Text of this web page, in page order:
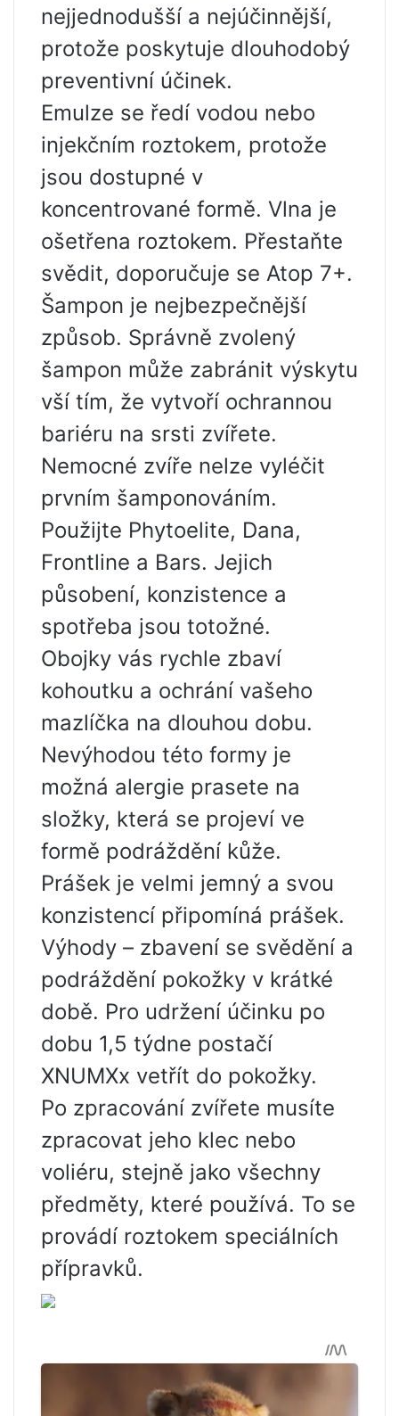
nejjednodušší a nejúčinnější,
protože poskytuje dlouhodobý
preventivní účinek.
Emulze se ředí vodou nebo
injekčním roztokem, protože
jsou dostupné v
koncentrované formě. Vlna je
ošetřena roztokem. Přestaňte
svědit, doporučuje se Atop 7+.
Šampon je nejbezpečnější
způsob. Správně zvolený
šampon může zabránit výskytu
vší tím, že vytvoří ochrannou
bariéru na srsti zvířete.
Nemocné zvíře nelze vyléčit
prvním šamponováním.
Použijte Phytoelite, Dana,
Frontline a Bars. Jejich
působení, konzistence a
spotřeba jsou totožné.
Obojky vás rychle zbaví
kohoutku a ochrání vašeho
mazlíčka na dlouhou dobu.
Nevýhodou této formy je
možná alergie prasete na
složky, která se projeví ve
formě podráždění kůže.
Prášek je velmi jemný a svou
konzistencí připomíná prášek.
Výhody – zbavení se svědění a
podráždění pokožky v krátké
době. Pro udržení účinku po
dobu 1,5 týdne postačí
XNUMXx vetřít do pokožky.
Po zpracování zvířete musíte
zpracovat jeho klec nebo
voliéru, stejně jako všechny
předměty, které používá. To se
provádí roztokem speciálních
přípravků.